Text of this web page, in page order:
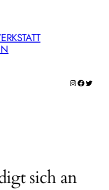
Instagram
sich an